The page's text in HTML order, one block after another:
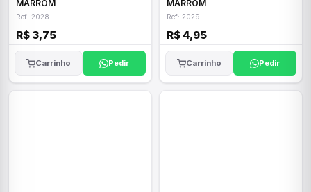
MARROM
Ref: 2028
R$ 3,75
Carrinho Pedir
MARROM
Ref: 2029
R$ 4,95
Carrinho Pedir